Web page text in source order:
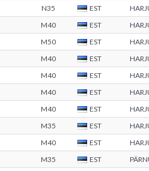
N35 EST
M40 EST
M50 EST
M40 EST
M40 EST
M40 EST
M40 EST
M35 EST
M40 EST
M35 EST